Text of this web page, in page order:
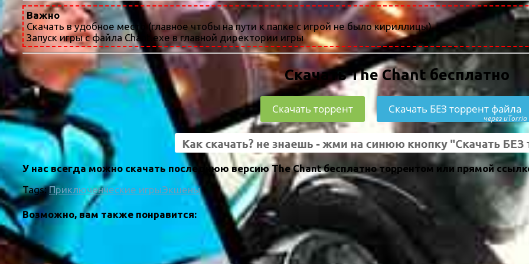
Важно
Скачать в удобное место (главное чтобы на пути к папке с игрой не было кириллицы)
Запуск игры с файла Chant.exe в главной директории игры
Скачать The Chant бесплатно
Скачать торрент Скачать БЕЗ торрент файла
через uTorria
У нас всегда можно скачать последнюю версию The Chant бесплатно торрентом или прямой
Tags: Приключенческие игрыЭкшены
Возможно, вам также понравится: